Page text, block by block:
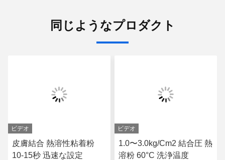
同じようなプロダクト
ビデオ
皮膚結合 熱溶性粘着粉
10-15秒 迅速な設定
ビデオ
1.0〜3.0kg/Cm2 結合圧 熱
溶粉 60°C 洗浄温度